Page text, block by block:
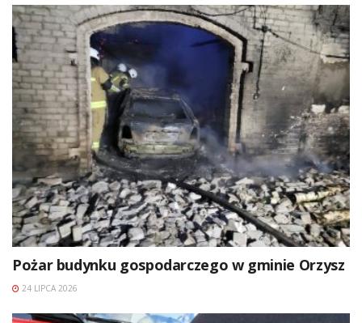
Pożar budynku gospodarczego w gminie Orzysz
24 LIPCA 2026